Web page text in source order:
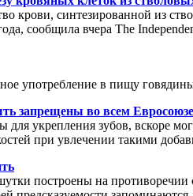
синтезированной из
сообщила вчера The
употребление в пищу
запрещены во всем Евросоюзе
для укрепления зубов,
при увлечении такими
построены на